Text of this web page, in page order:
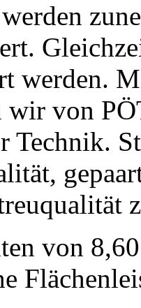
werden.
wir von
Technik.
von